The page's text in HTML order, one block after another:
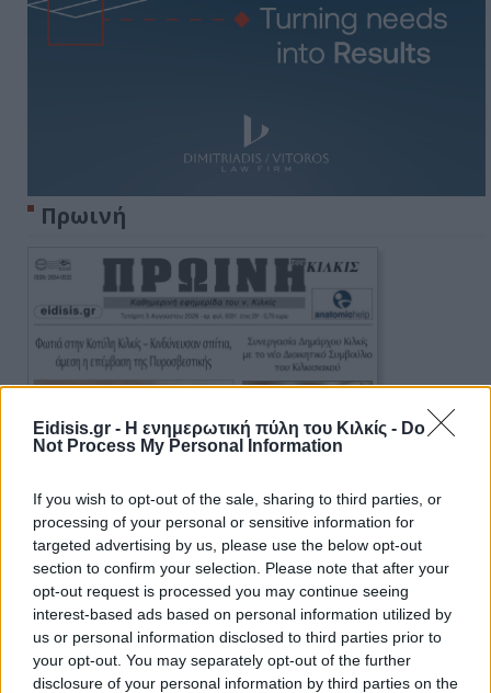
Eidisis.gr - Η ενημερωτική πύλη του Κιλκίς - Do
Not Process My Personal Information
If you wish to opt-out of the sale, sharing to third parties, or
processing of your personal or sensitive information for
targeted advertising by us, please use the below opt-out
section to confirm your selection. Please note that after your
opt-out request is processed you may continue seeing
interest-based ads based on personal information utilized by
us or personal information disclosed to third parties prior to
your opt-out. You may separately opt-out of the further
disclosure of your personal information by third parties on the
Πρωινή